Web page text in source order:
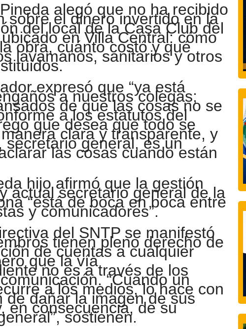
alegó que no ha recibido
sobre el dinero invertido en la
del local de la Casa Club del
en Villa Central: cómo
obra, cuánto costó y qué
lavamanos, sanitarios y otros
expresó que “ya está
a nuestros colegas;
de que las cosas no se
a los estatutos del
que desea que todo se
clara y transparente, y
secretario general, es un
las cosas cuando están
hijo afirmó que la gestión
actual secretario general de la
“está de boca en boca entre
y comunicadores”.
del SNTP se manifestó
tienen pleno derecho de
de cuentas a cualquier
que la vía
noes a través de los
“Cuando un
a los medios, lo hace con
de dañar la imagen de sus
en consecuencia, de su
sostienen.